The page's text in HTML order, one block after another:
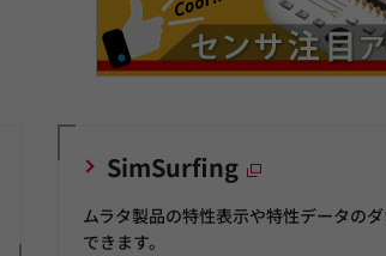
SimSurfing
ムラタ製品の特性表示や特性データの
できます。